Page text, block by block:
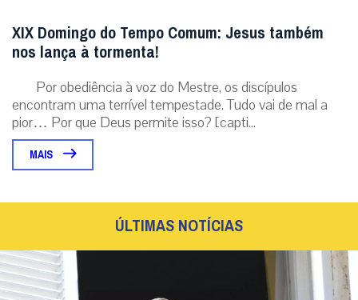
XIX Domingo do Tempo Comum: Jesus também
nos lança à tormenta!
Por obediência à voz do Mestre, os discípulos
encontram uma terrível tempestade. Tudo vai de mal a
pior… Por que Deus permite isso? [capti...
MAIS
ÚLTIMAS NOTÍCIAS